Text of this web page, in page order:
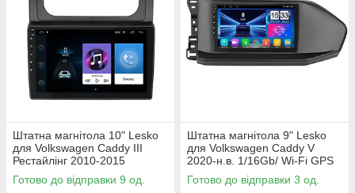
Штатна магнітола 10" Lesko
для Volkswagen Caddy III
Рестайлінг 2010-2015
1/16Gb/ Wi-Fi GPS Optima
Вольксв 9 шт.
Готово до відправки 9 од.
Штатна магнітола 9" Lesko
для Volkswagen Caddy V
2020-н.в. 1/16Gb/ Wi-Fi GPS
Optima Вольксваген 3 шт.
Готово до відправки 3 од.